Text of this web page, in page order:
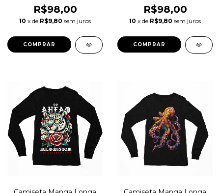
R$98,00
10 x de R$9,80 sem juros
COMPRAR
R$98,00
10 x de R$9,80 sem juros
COMPRAR